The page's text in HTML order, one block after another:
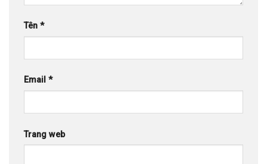
Tên *
Email *
Trang web